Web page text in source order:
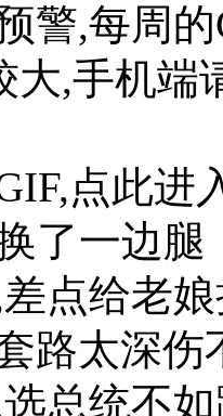
警,每周
大,手机端
点此进
了一边腿
点给老
路太深伤
总统不